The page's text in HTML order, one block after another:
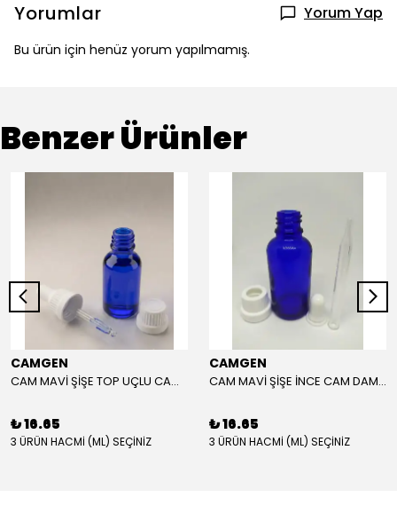
Yorumlar Yorum Yap
Bu ürün için henüz yorum yapılmamış.
Benzer Ürünler
CAMGEN
CAM MAVİ ŞİŞE TOP UÇLU CAM DAMLALIK KIRILIR KAPAK BEYAZ
₺ 16.65
3 ÜRÜN HACMİ (ML) SEÇİNİZ
CAMGEN
CAM MAVİ ŞİŞE İNCE CAM DAMLALIK KIRILIR KAPAK BEYAZ
₺ 16.65
3 ÜRÜN HACMİ (ML) SEÇİNİZ